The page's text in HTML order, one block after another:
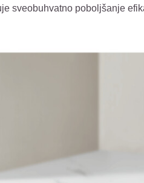
sveobuhvatno poboljšanje